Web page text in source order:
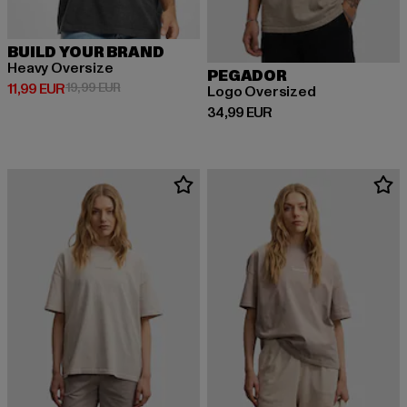
BUILD YOUR BRAND
Heavy Oversize
11,99 EUR
Prix courant: 11,99 EUR
19,99 EURPrix en promotion: 19,99 EUR
PEGADOR
Logo Oversized
34,99 EUR
Prix courant: 34,99 EUR